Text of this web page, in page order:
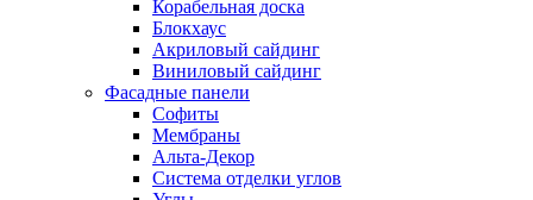
Корабельная доска
Блокхаус
Акриловый сайдинг
Виниловый сайдинг
Фасадные панели
Софиты
Мембраны
Альта-Декор
Система отделки углов